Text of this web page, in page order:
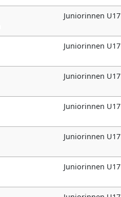
Juniorinnen U17
Juniorinnen U17
Juniorinnen U17
Juniorinnen U17
Juniorinnen U17
Juniorinnen U17